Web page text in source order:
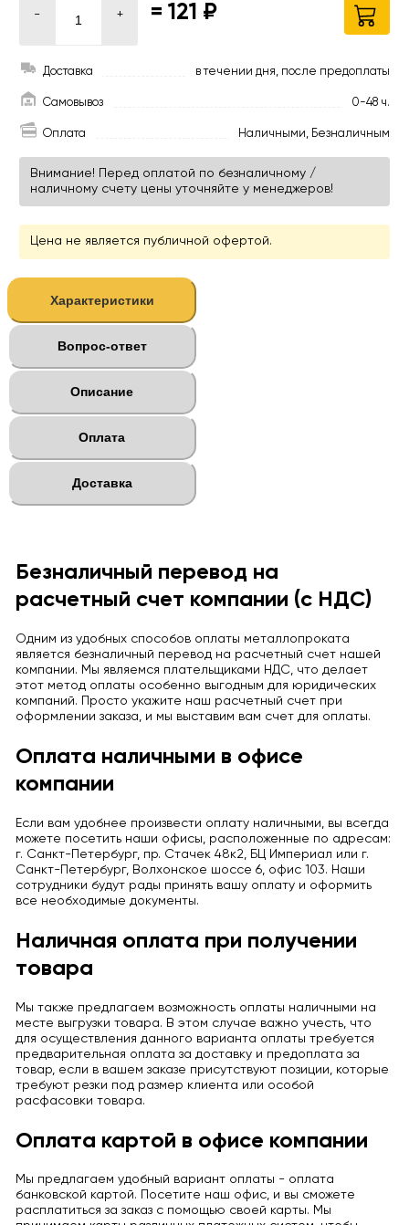
- + = 121 ₽
Доставка в течении дня, после предоплаты
Самовывоз 0-48 ч.
Оплата Наличными, Безналичным
Внимание! Перед оплатой по безналичному /
наличному счету цены уточняйте у менеджеров!
Цена не является публичной офертой.
Характеристики
Вопрос-ответ
Описание
Оплата
Доставка
Безналичный перевод на
расчетный счет компании (с НДС)
Одним из удобных способов оплаты металлопроката
является безналичный перевод на расчетный счет нашей
компании. Мы являемся плательщиками НДС, что делает
этот метод оплаты особенно выгодным для юридических
компаний. Просто укажите наш расчетный счет при
оформлении заказа, и мы выставим вам счет для оплаты.
Оплата наличными в офисе
компании
Если вам удобнее произвести оплату наличными, вы всегда
можете посетить наши офисы, расположенные по адресам:
г. Санкт-Петербург, пр. Стачек 48к2, БЦ Империал или г.
Санкт-Петербург, Волхонское шоссе 6, офис 103. Наши
сотрудники будут рады принять вашу оплату и оформить
все необходимые документы.
Наличная оплата при получении
товара
Мы также предлагаем возможность оплаты наличными на
месте выгрузки товара. В этом случае важно учесть, что
для осуществления данного варианта оплаты требуется
предварительная оплата за доставку и предоплата за
товар, если в вашем заказе присутствуют позиции, которые
требуют резки под размер клиента или особой
расфасовки товара.
Оплата картой в офисе компании
Мы предлагаем удобный вариант оплаты - оплата
банковской картой. Посетите наш офис, и вы сможете
расплатиться за заказ с помощью своей карты. Мы